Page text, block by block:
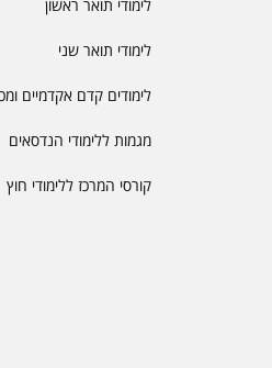
לימודי תואר ראשון
לימודי תואר שני
לימודים קדם אקדמיים
מגמות ללימודי הנדסאים
קורסי המרכז ללימודי חוץ